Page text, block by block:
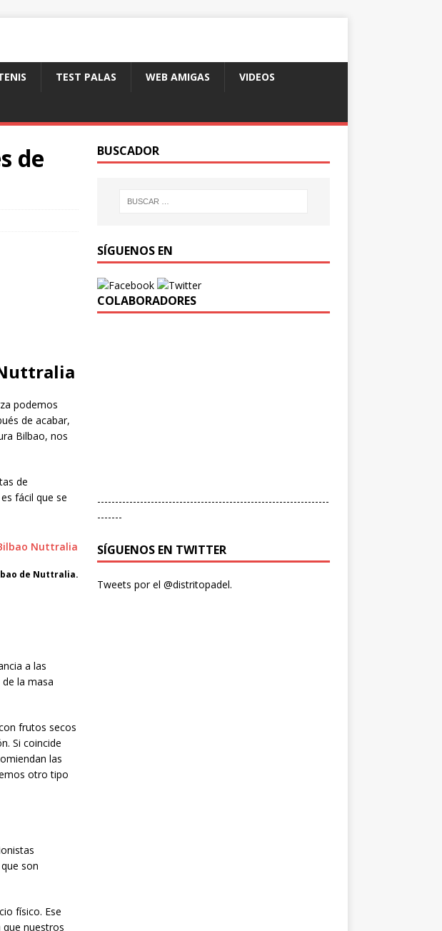
TEST PALAS WEB AMIGAS VIDEOS
de
podemos
de acabar,
Bilbao, nos
de
fácil que se
de Nuttralia.
a las
la masa
frutos secos
Si coincide
las
otro tipo
son
físico. Ese
que nuestros
BUSCADOR
SÍGUENOS EN
COLABORADORES
-----------------------------------------------------------------
-------
SÍGUENOS EN TWITTER
Tweets por el @distritopadel.